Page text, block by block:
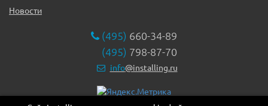
Новости
(495) 660-34-89
(495) 798-87-70
info@installing.ru